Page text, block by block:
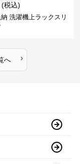
(税込)
納 洗濯機上ラックスリ
へ ›